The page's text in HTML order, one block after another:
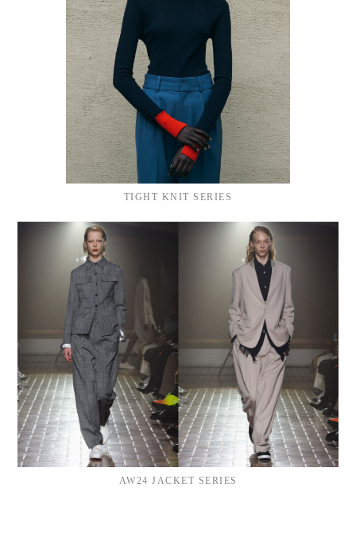
TIGHT KNIT SERIES
AW24 JACKET SERIES